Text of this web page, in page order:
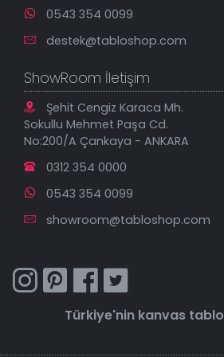
0543 354 0099
destek@tabloshop.com
ShowRoom İletişim
Şehit Cengiz Karaca Mh.
Sokullu Mehmet Paşa Cd.
No:200/A Çankaya - ANKARA
0312 354 0000
0543 354 0099
showroom@tabloshop.com
Türkiye'nin kanvas tablo